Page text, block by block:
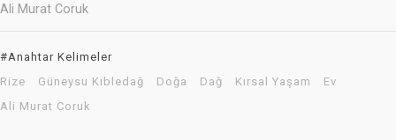
Ali Murat Coruk
#Anahtar Kelimeler
Rize
Güneysu Kıbledağ Doğa Dağ Kırsal Yaşam
Ev
Ali Murat Coruk